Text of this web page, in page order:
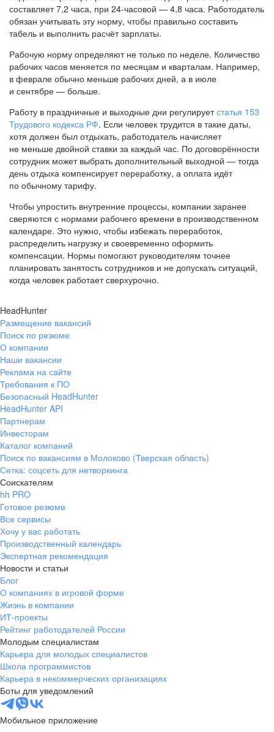
составляет 7,2 часа, при 24-часовой — 4,8 часа. Работодатель
обязан учитывать эту норму, чтобы правильно составить
табель и выполнить расчёт зарплаты.
Рабочую норму определяют не только по неделе. Количество
рабочих часов меняется по месяцам и кварталам. Например,
в феврале обычно меньше рабочих дней, а в июле
и сентябре — больше.
Работу в праздничные и выходные дни регулируетстатья 153
Трудового кодекса РФ. Если человек трудится в такие даты,
хотя должен был отдыхать, работодатель начисляет
не меньше двойной ставки за каждый час. По договорённости
сотрудник может выбрать дополнительный выходной — тогда
день отдыха компенсирует переработку, а оплата идёт
по обычному тарифу.
Чтобы упростить внутренние процессы, компании заранее
сверяются с нормами рабочего времени в производственном
календаре. Это нужно, чтобы избежать переработок,
распределить нагрузку и своевременно оформить
компенсации. Нормы помогают руководителям точнее
планировать занятость сотрудников и не допускать ситуаций,
когда человек работает сверхурочно.
HeadHunter
Размещение вакансий
Поиск по резюме
О компании
Наши вакансии
Реклама на сайте
Требования к ПО
Безопасный HeadHunter
HeadHunter API
Партнерам
Инвесторам
Каталог компаний
Поиск по вакансиям в Молоково (Тверская область)
Сетка: соцсеть для нетворкинга
Соискателям
hh PRO
Готовое резюме
Все сервисы
Хочу у вас работать
Производственный календарь
Экспертная рекомендация
Новости и статьи
Блог
О компаниях в игровой форме
Жизнь в компании
ИТ-проекты
Рейтинг работодателей России
Молодым специалистам
Карьера для молодых специалистов
Школа программистов
Карьера в некоммерческих организациях
Боты для уведомлений
Мобильное приложение